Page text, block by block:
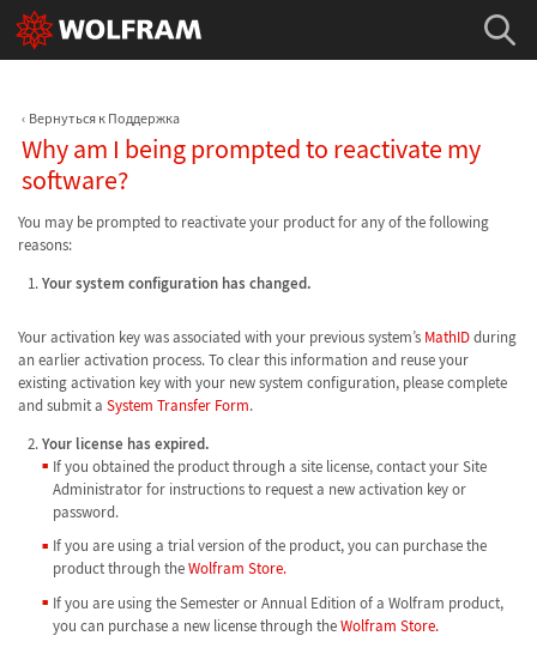
Вернуться к Поддержка
Why am I being prompted to reactivate my
software?
You may be prompted to reactivate your product for any of the following
reasons:
Your system configuration has changed.
Your activation key was associated with your previous system’s MathIDduring
an earlier activation process. To clear this information and reuse your
existing activation key with your new system configuration, please complete
and submit a System Transfer Form.
Your license has expired.
If you obtained the product through a site license, contact your Site
Administrator for instructions to request a new activation key or
password.
If you are using a trial version of the product, you can purchase the
product through theWolfram Store.
If you are using the Semester or Annual Edition of a Wolfram product,
you can purchase a new license through theWolfram Store.